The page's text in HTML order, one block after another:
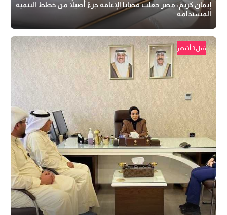
إيمان كريم: مصر جعلت قضايا الإعاقة جزءً أصيلاً من خطط التنمية
المستدامة
قبل 3 أشهر